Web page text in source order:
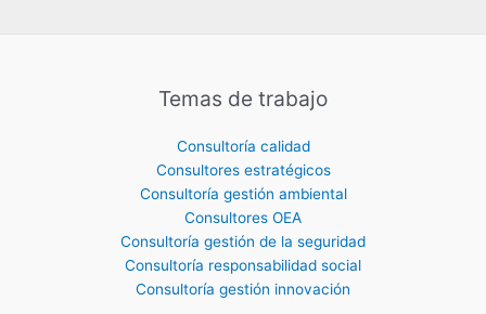
Temas de trabajo
Consultoría calidad
Consultores estratégicos
Consultoría gestión ambiental
Consultores OEA
Consultoría gestión de la seguridad
Consultoría responsabilidad social
Consultoría gestión innovación